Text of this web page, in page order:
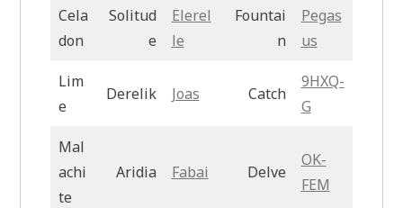
Cela
don
Solitud
e
Elerel
le
Fountai
n
Pegas
us
Lim
e
Derelik Joas Catch
9HXQ-
G
Mal
achi
te
Aridia Fabai Delve
OK-
FEM